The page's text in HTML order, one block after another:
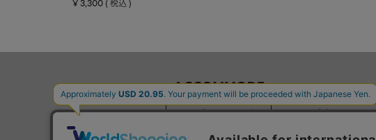
¥ 3,300 税込
お問い合わせはこちら
お支払いについ